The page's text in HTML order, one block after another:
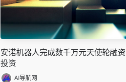
安诺机器人完成数千万元天使轮融
投资
AI导航网